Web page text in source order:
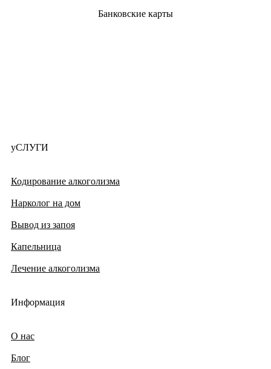
Банковские карты
уСЛУГИ
Кодирование алкоголизма
Нарколог на дом
Вывод из запоя
Капельница
Лечение алкоголизма
Информация
О нас
Блог